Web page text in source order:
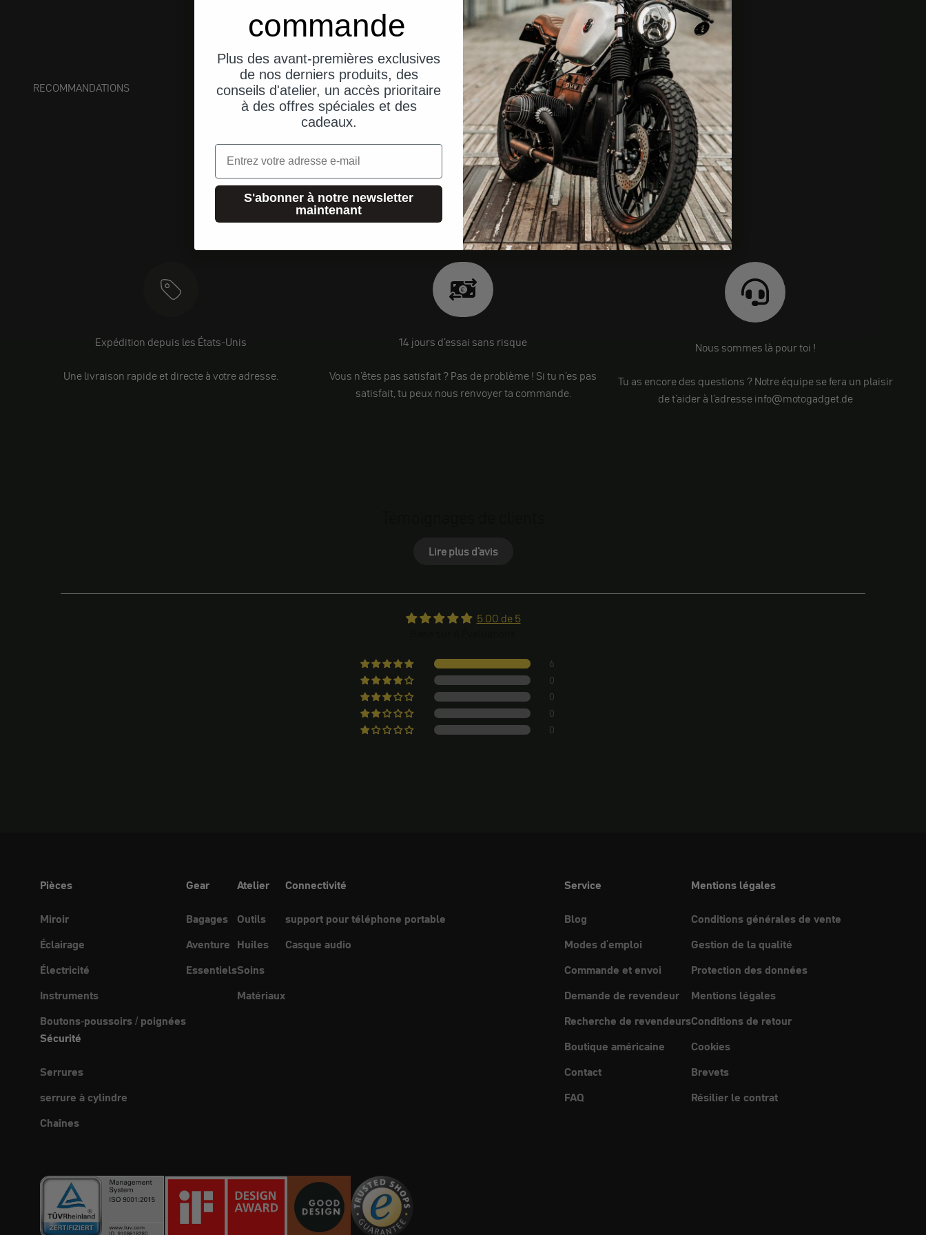
RECOMMANDATIONS
Expédition depuis les États-Unis
Une livraison rapide et directe à votre adresse.
14 jours d'essai sans risque
Vous n'êtes pas satisfait ? Pas de problème ! Si tu n'es pas
satisfait, tu peux nous renvoyer ta commande.
Nous sommes là pour toi !
Tu as encore des questions ? Notre équipe se fera un plaisir
de t'aider à l'adresse info@motogadget.de
Lire plus d'avis
5.00 de 5
6
0
0
0
0
Pièces
Miroir
Éclairage
Électricité
Instruments
Boutons-poussoirs / poignées
Gear
Bagages
Aventure
Essentiels
Atelier
Outils
Huiles
Soins
Matériaux
Connectivité
support pour téléphone portable
Casque audio
Sécurité
Serrures
serrure à cylindre
Chaînes
Service
Blog
Modes d'emploi
Commande et envoi
Demande de revendeur
Recherche de revendeurs
Boutique américaine
Contact
FAQ
Mentions légales
Conditions générales de vente
Gestion de la qualité
Protection des données
Mentions légales
Conditions de retour
Cookies
Brevets
Résilier le contrat
commande
Plus des avant-premières exclusives
de nos derniers produits, des
conseils d'atelier, un accès prioritaire
à des offres spéciales et des
cadeaux.
Email
S'abonner à notre newsletter
maintenant